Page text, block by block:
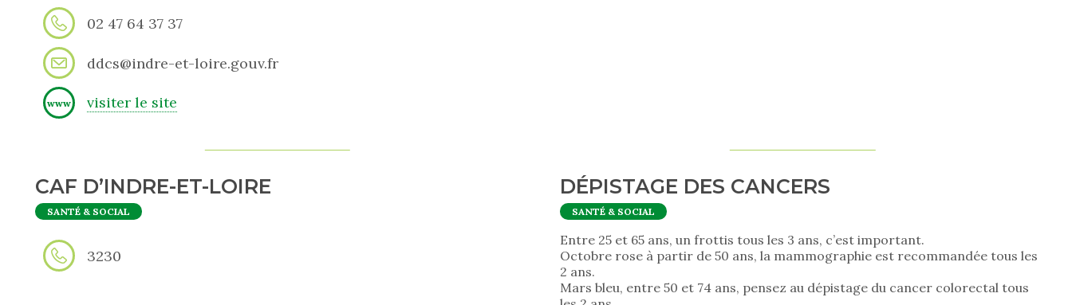
02 47 64 37 37
ddcs@indre-et-loire.gouv.fr
www visiter le site
CAF D’INDRE-ET-LOIRE
SANTÉ & SOCIAL
3230
DÉPISTAGE DES CANCERS
SANTÉ & SOCIAL
Entre 25 et 65 ans, un frottis tous les 3 ans, c’est important.
Octobre rose à partir de 50 ans, la mammographie est recommandée tous les
2 ans.
Mars bleu, entre 50 et 74 ans, pensez au dépistage du cancer colorectal tous